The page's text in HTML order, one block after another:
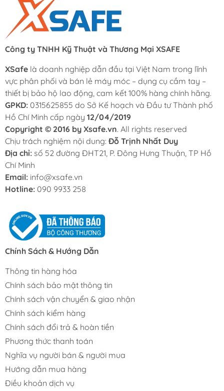
Công ty TNHH Kỹ Thuật và Thương Mại XSAFE
XSafe là doanh nghiệp dẫn đầu tại Việt Nam trong lĩnh
vực phân phối và bán lẻ máy móc – dụng cụ cầm tay –
thiết bị bảo hộ lao động, cam kết 100% hàng chính hãng.
GPKD: 0315625855 do Sở Kế hoạch và Đầu tư Thành phố
Hồ Chí Minh cấp ngày 12/04/2019
Copyright © 2016 by Xsafe.vn. All rights reserved
Chịu trách nghiệm nội dung: Đỗ Trịnh Nhất Duy
Địa chỉ: số 52 đường ĐHT21, P. Đông Hưng Thuận, TP Hồ
Chí Minh
Email: info@xsafe.vn
Hotline: 090 9933 258
Chính Sách & Hướng Dẫn
Thông tin hàng hóa
Chính sách bảo mật thông tin
Chính sách vận chuyển & giao nhận
Chính sách kiểm hàng
Chính sách đổi trả & hoàn tiền
Phương thức thanh toán
Nghĩa vụ người bán & người mua
Hướng dẫn mua hàng
Điều khoản dịch vụ